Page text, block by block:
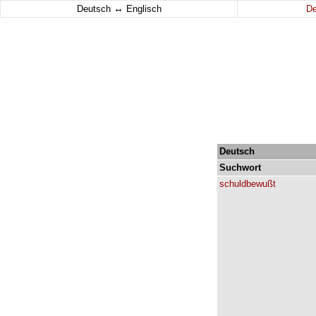
Deutsch ↔ Englisch
Deutsch
Suchwort
schuldbewußt